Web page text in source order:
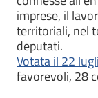
imprese, il
territoriali, nel
deputati.
Votata il 22
favorevoli, 28